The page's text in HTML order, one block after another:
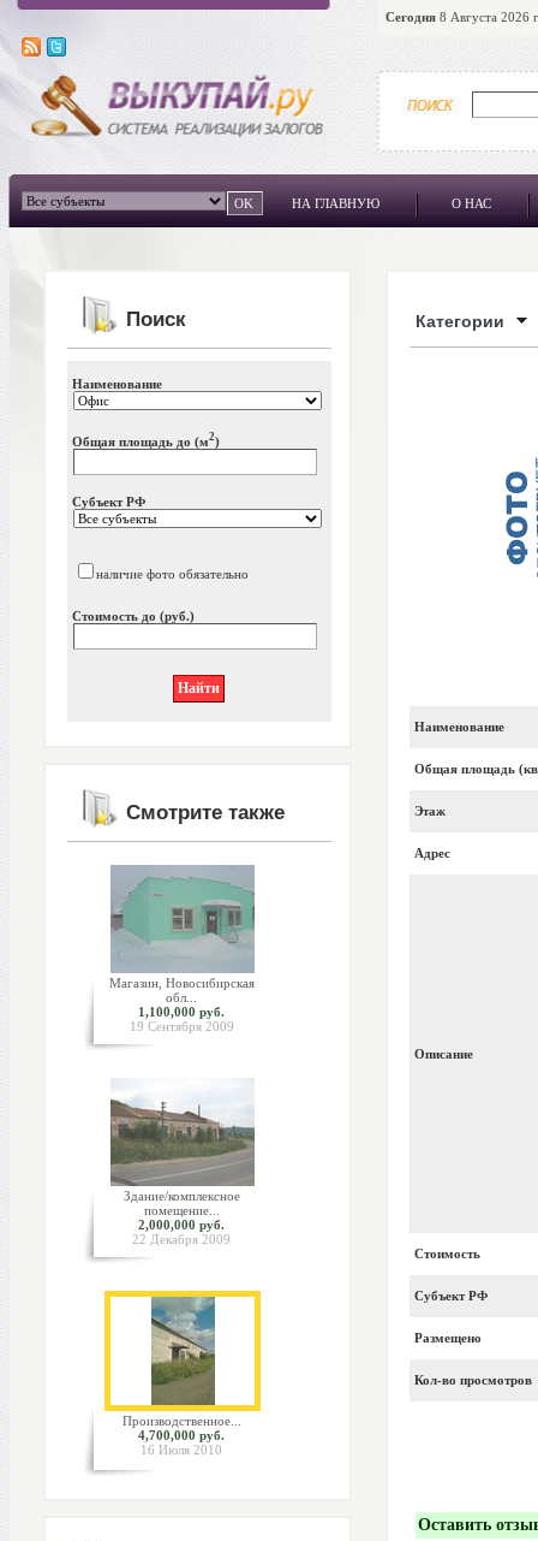
Сегодня 8 Августа 2026
НА ГЛАВНУЮ О НАС
Поиск
Наименование
Общая площадь до (м2)
Субъект РФ
наличие фото обязательно
Стоимость до (руб.)
Смотрите также
Магазин, Новосибирская
обл...
1,100,000 руб.
19 Сентября 2009
Здание/комплексное
помещение...
2,000,000 руб.
22 Декабря 2009
Производственное...
4,700,000 руб.
16 Июля 2010
Категории
Наименование
Общая площадь
Этаж
Адрес
Описание
Стоимость
Субъект РФ
Размещено
Кол-во просмотров
Оставить